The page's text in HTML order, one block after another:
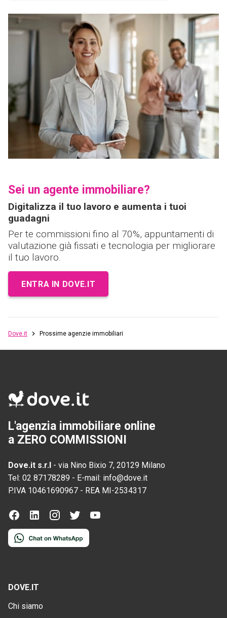
Sei un agente immobiliare?
Digitalizza il tuo lavoro e aumenta i tuoi
guadagni
Per te commissioni fino al 70%, appuntamenti di
valutazione già fissati e tecnologia per migliorare
il tuo lavoro.
ENTRA IN DOVE.IT
Dove.it Prossime agenzie immobiliari
L'agenzia immobiliare online
a ZERO COMMISSIONI
Dove.it s.r.l - via Nino Bixio 7, 20129 Milano
Tel: 02 87178289 - E-mail: info@dove.it
P.IVA 10461690967 - REA MI-2534317
DOVE.IT
Chi siamo